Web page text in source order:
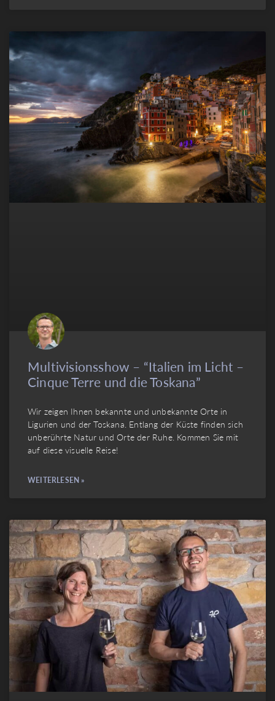
Multivisionsshow – “Italien im Licht –
Cinque Terre und die Toskana”
Wir zeigen Ihnen bekannte und unbekannte Orte in
Ligurien und der Toskana. Entlang der Küste finden sich
unberührte Natur und Orte der Ruhe. Kommen Sie mit
auf diese visuelle Reise!
WEITERLESEN »